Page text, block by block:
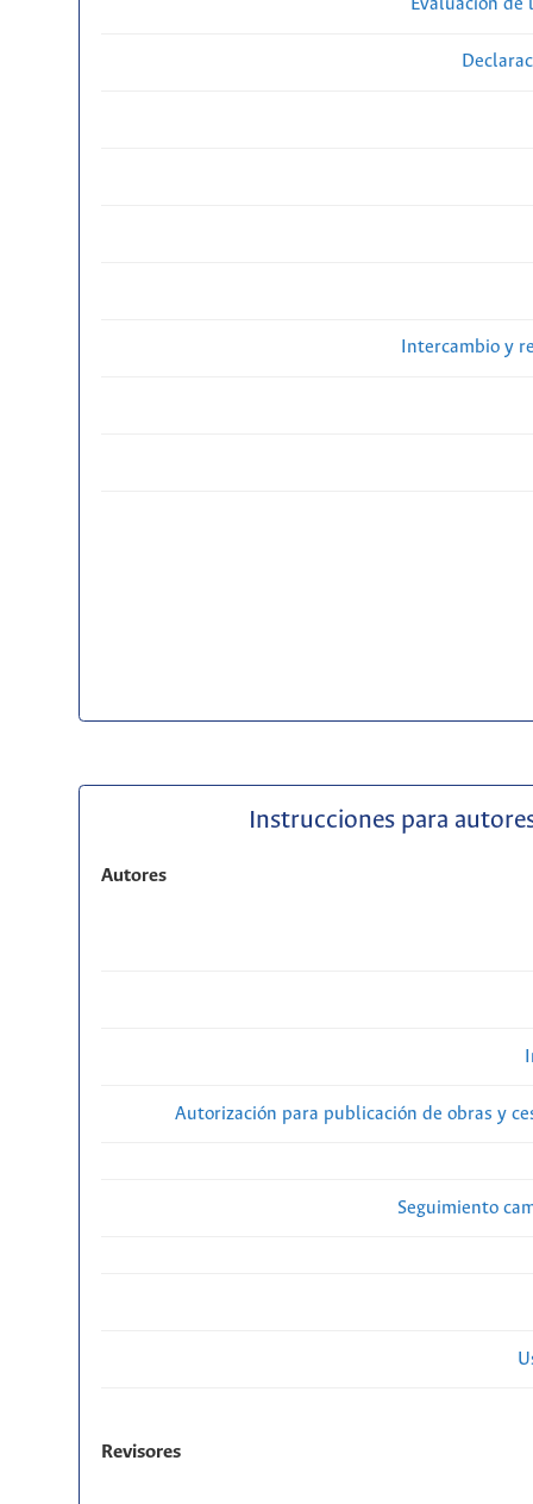
Evaluación
Intercambio y
Instrucciones para
Autores
Autorización para publicación de obras y
Seguimiento
Revisores